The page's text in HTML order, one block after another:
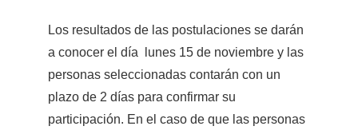
Los resultados de las postulaciones se darán
a conocer el día  lunes 15 de noviembre y las
personas seleccionadas contarán con un
plazo de 2 días para confirmar su
participación. En el caso de que las personas